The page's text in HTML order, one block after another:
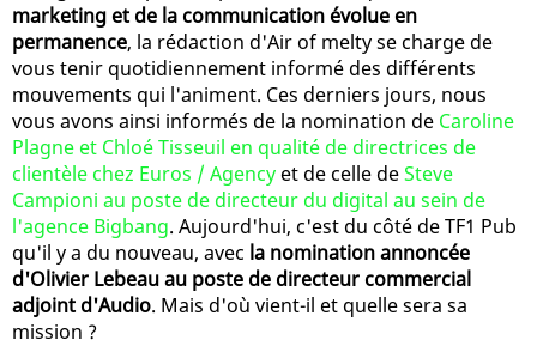
marketing et de la communication évolue en
permanence, la rédaction d'Air of melty se charge de
vous tenir quotidiennement informé des différents
mouvements qui l'animent. Ces derniers jours, nous
vous avons ainsi informés de la nomination de Caroline
Plagne et Chloé Tisseuil en qualité de directrices de
clientèle chez Euros / Agency et de celle deSteve
Campioni au poste de directeur du digital au sein de
l'agence Bigbang. Aujourd'hui, c'est du côté de TF1 Pub
qu'il y a du nouveau, avec la nomination annoncée
d'Olivier Lebeau au poste de directeur commercial
adjoint d'Audio. Mais d'où vient-il et quelle sera sa
mission ?